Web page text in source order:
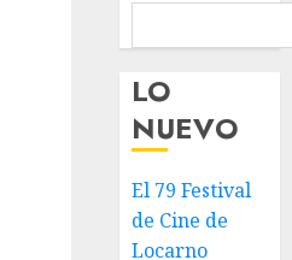
LO
NUEVO
El 79 Festival
de Cine de
Locarno